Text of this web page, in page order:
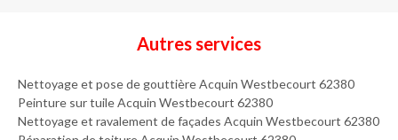
Autres services
Nettoyage et pose de gouttière Acquin Westbecourt 62380
Peinture sur tuile Acquin Westbecourt 62380
Nettoyage et ravalement de façades Acquin Westbecourt 62380